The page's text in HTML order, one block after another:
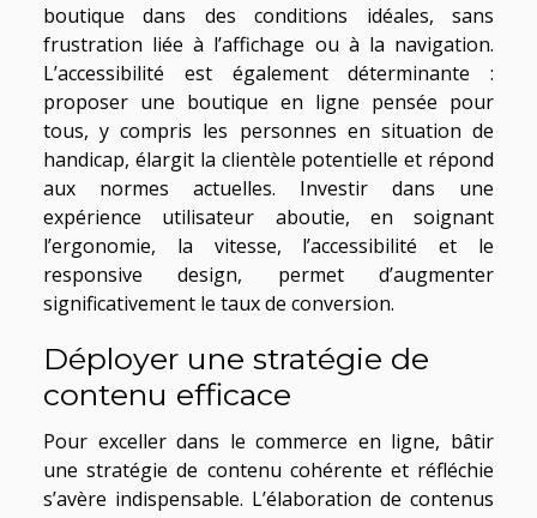
boutique dans des conditions idéales, sans
frustration liée à l’affichage ou à la navigation.
L’accessibilité est également déterminante :
proposer une boutique en ligne pensée pour
tous, y compris les personnes en situation de
handicap, élargit la clientèle potentielle et répond
aux normes actuelles. Investir dans une
expérience utilisateur aboutie, en soignant
l’ergonomie, la vitesse, l’accessibilité et le
responsive design, permet d’augmenter
significativement le taux de conversion.
Déployer une stratégie de
contenu efficace
Pour exceller dans le commerce en ligne, bâtir
une stratégie de contenu cohérente et réfléchie
s’avère indispensable. L’élaboration de contenus